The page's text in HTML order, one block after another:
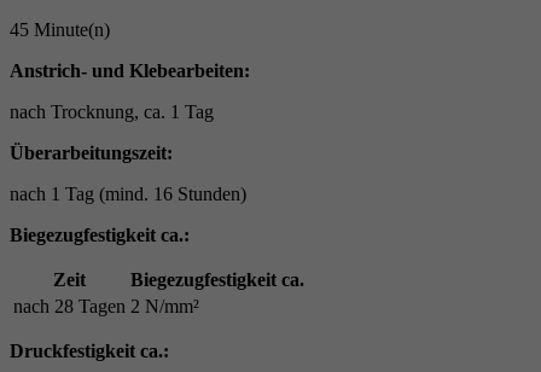
45 Minute(n)
Anstrich- und Klebearbeiten:
nach Trocknung, ca. 1 Tag
Überarbeitungszeit:
nach 1 Tag (mind. 16 Stunden)
Biegezugfestigkeit ca.:
Zeit
Biegezugfestigkeit ca.
nach 28 Tagen 2 N/mm²
Druckfestigkeit ca.: